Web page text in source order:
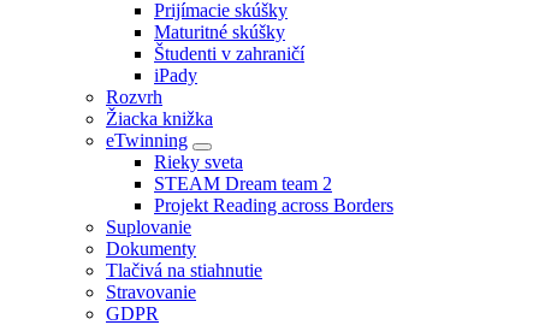
Prijímacie skúšky
Maturitné skúšky
Študenti v zahraničí
iPady
Rozvrh
Žiacka knižka
eTwinning
Rieky sveta
STEAM Dream team 2
Projekt Reading across Borders
Suplovanie
Dokumenty
Tlačivá na stiahnutie
Stravovanie
GDPR